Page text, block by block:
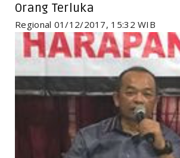
Orang Terluka
Regional 01/12/2017, 15:32 WIB